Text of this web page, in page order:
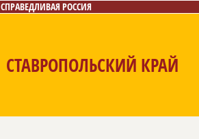
СПРАВЕДЛИВАЯ РОССИЯ
СТАВРОПОЛЬСКИЙ КРАЙ